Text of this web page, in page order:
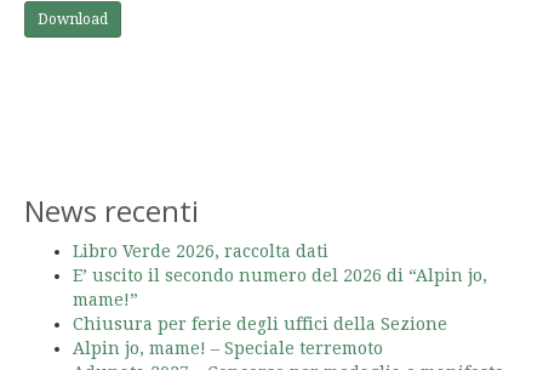
Download
News recenti
Libro Verde 2026, raccolta dati
E’ uscito il secondo numero del 2026 di “Alpin jo,
mame!”
Chiusura per ferie degli uffici della Sezione
Alpin jo, mame! – Speciale terremoto